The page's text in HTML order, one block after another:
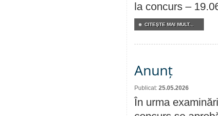
la concurs –
CITEŞTE MAI MULT...
Anunț
Publicat: 25.05.2026
În urma